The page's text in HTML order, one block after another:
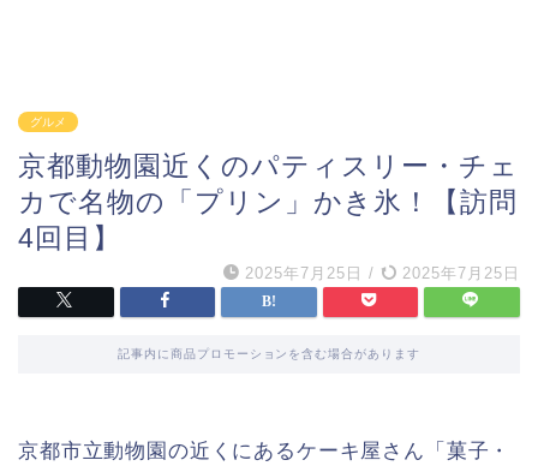
グルメ
京都動物園近くのパティスリー・チェ
カで名物の「プリン」かき氷！【訪問
4回目】
2025年7月25日 / 2025年7月25日
記事内に商品プロモーションを含む場合があります
京都市立動物園の近くにあるケーキ屋さん「菓子・